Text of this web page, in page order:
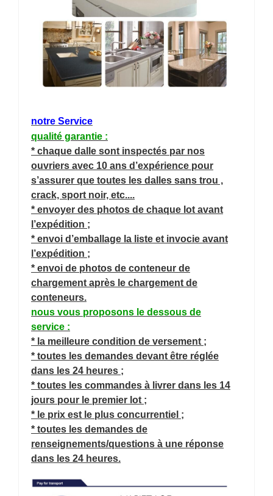
notre Service
qualité garantie :
* chaque dalle sont inspectés par nos
ouvriers avec 10 ans d’expérience pour
s’assurer que toutes les dalles sans trou ,
crack, sport noir, etc....
* envoyer des photos de chaque lot avant
l’expédition ;
* envoi d’emballage la liste et invocie avant
l’expédition ;
* envoi de photos de conteneur de
chargement après le chargement de
conteneurs.
nous vous proposons le dessous de
service :
* la meilleure condition de versement ;
* toutes les demandes devant être réglée
dans les 24 heures ;
* toutes les commandes à livrer dans les 14
jours pour le premier lot ;
* le prix est le plus concurrentiel ;
* toutes les demandes de
renseignements/questions à une réponse
dans les 24 heures.